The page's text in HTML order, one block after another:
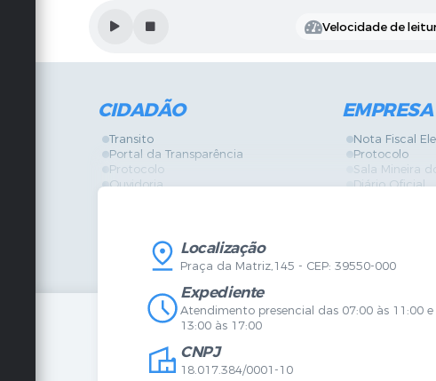
Velocidade de
CIDADÃO
Transito
Portal da Transparência
Protocolo
Ouvidoria
Legislação
Diário Oficial
Mapa do Site
Certidões
Agenda de Eventos
Concursos
Telefones Úteis
EMPRESA
Nota Fiscal
Protocolo
Sala Mineira
Diário Oficial
Serviços Online
Vigilância
Localização
Praça da Matriz,145 - CEP: 39550-000
Expediente
Atendimento presencial das 07:00 às 11:00
13:00 às 17:00
CNPJ
18.017.384/0001-10